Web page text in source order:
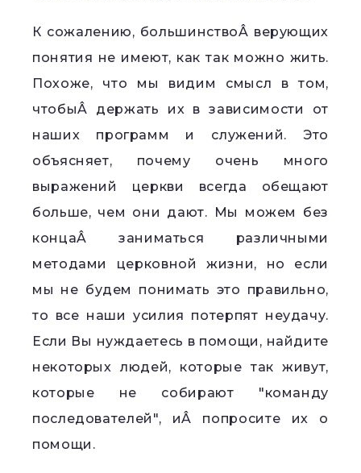
К сожалению, большинствоÂ верующих
понятия не имеют, как так можно жить.
Похоже, что мы видим смысл в том,
чтобыÂ держать их в зависимости от
наших программ и служений. Это
объясняет, почему очень много
выражений церкви всегда обещают
больше, чем они дают. Мы можем без
концаÂ заниматься различными
методами церковной жизни, но если
мы не будем понимать это правильно,
то все наши усилия потерпят неудачу.
Если Вы нуждаетесь в помощи, найдите
некоторых людей, которые так живут,
которые не собирают "команду
последователей", иÂ попросите их о
помощи.